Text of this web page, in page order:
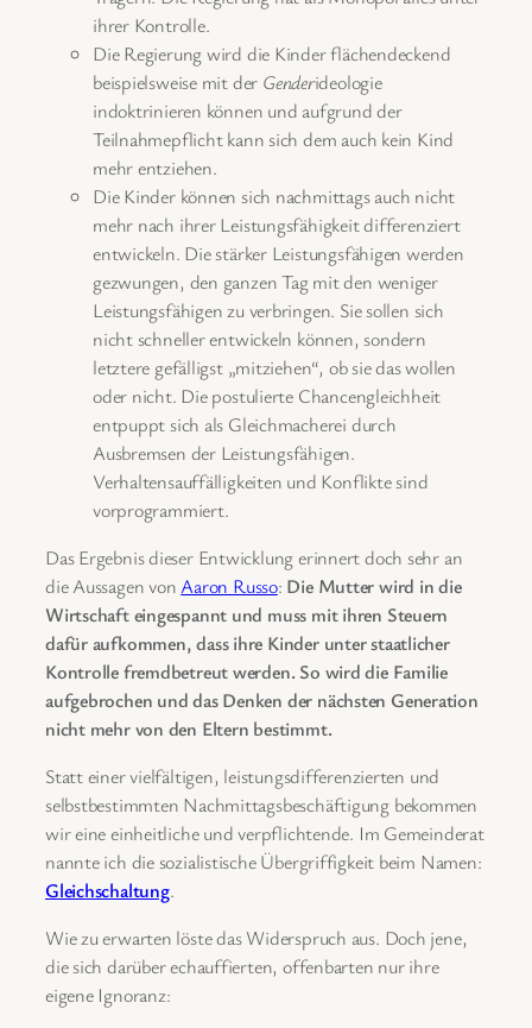
ihrer Kontrolle.
Die Regierung wird die Kinder flächendeckend
beispielsweise mit der Genderideologie
indoktrinieren können und aufgrund der
Teilnahmepflicht kann sich dem auch kein Kind
mehr entziehen.
Die Kinder können sich nachmittags auch nicht
mehr nach ihrer Leistungsfähigkeit differenziert
entwickeln. Die stärker Leistungsfähigen werden
gezwungen, den ganzen Tag mit den weniger
Leistungsfähigen zu verbringen. Sie sollen sich
nicht schneller entwickeln können, sondern
letztere gefälligst „mitziehen“, ob sie das wollen
oder nicht. Die postulierte Chancengleichheit
entpuppt sich als Gleichmacherei durch
Ausbremsen der Leistungsfähigen.
Verhaltensauffälligkeiten und Konflikte sind
vorprogrammiert.
Das Ergebnis dieser Entwicklung erinnert doch sehr an
die Aussagen von Aaron Russo: Die Mutter wird in die
Wirtschaft eingespannt und muss mit ihren Steuern
dafür aufkommen, dass ihre Kinder unter staatlicher
Kontrolle fremdbetreut werden. So wird die Familie
aufgebrochen und das Denken der nächsten Generation
nicht mehr von den Eltern bestimmt.
Statt einer vielfältigen, leistungsdifferenzierten und
selbstbestimmten Nachmittagsbeschäftigung bekommen
wir eine einheitliche und verpflichtende. Im Gemeinderat
nannte ich die sozialistische Übergriffigkeit beim Namen:
Gleichschaltung.
Wie zu erwarten löste das Widerspruch aus. Doch jene,
die sich darüber echauffierten, offenbarten nur ihre
eigene Ignoranz: